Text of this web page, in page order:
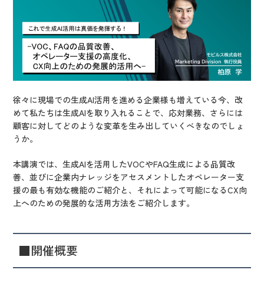
徐々に現場での生成AI活用を進める企業様も増えている今、改
めて私たちは生成AIを取り入れることで、応対業務、さらには
顧客に対してどのような変革を生み出していくべきなのでしょ
うか。
本講演では、生成AIを活用したVOCやFAQ生成による品質改
善、並びに企業内ナレッジをアセスメントしたオペレーター支
援の最も有効な機能のご紹介と、それによって可能になるCX向
上へのための発展的な活用方法をご紹介します。
■開催概要